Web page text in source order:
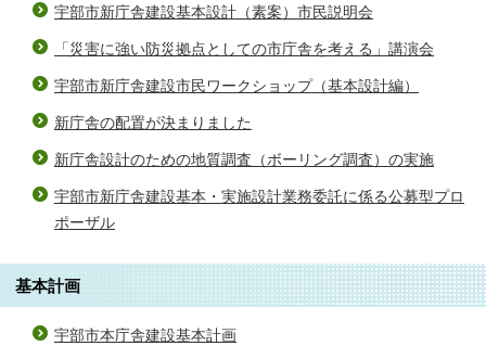
宇部市新庁舎建設基本設計（素案）市民説明会
「災害に強い防災拠点としての市庁舎を考える」講演会
宇部市新庁舎建設市民ワークショップ（基本設計編）
新庁舎の配置が決まりました
新庁舎設計のための地質調査（ボーリング調査）の実施
宇部市新庁舎建設基本・実施設計業務委託に係る公募型プロ
ポーザル
基本計画
宇部市本庁舎建設基本計画